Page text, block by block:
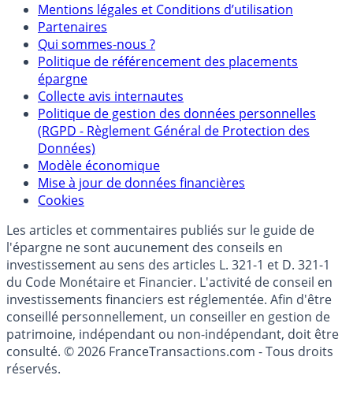
Mentions légales et Conditions d’utilisation
Partenaires
Qui sommes-nous ?
Politique de référencement des placements
épargne
Collecte avis internautes
Politique de gestion des données personnelles
(RGPD - Règlement Général de Protection des
Données)
Modèle économique
Mise à jour de données financières
Cookies
Les articles et commentaires publiés sur le guide de
l'épargne ne sont aucunement des conseils en
investissement au sens des articles L. 321-1 et D. 321-1
du Code Monétaire et Financier. L'activité de conseil en
investissements financiers est réglementée. Afin d'être
conseillé personnellement, un conseiller en gestion de
patrimoine, indépendant ou non-indépendant, doit être
consulté. © 2026 FranceTransactions.com - Tous droits
réservés.